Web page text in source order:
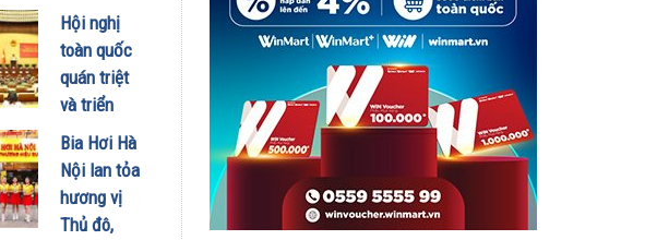
phát triển
trung tâm
công
nghiệp -
sinh thái
tại Vũng
Áng
29/07/2026
Hội nghị
toàn quốc
quán triệt
và triển
khai thực
hiện Nghị
quyết Hội
nghị Trung
Bia Hơi Hà
Nội lan tỏa
hương vị
Thủ đô,